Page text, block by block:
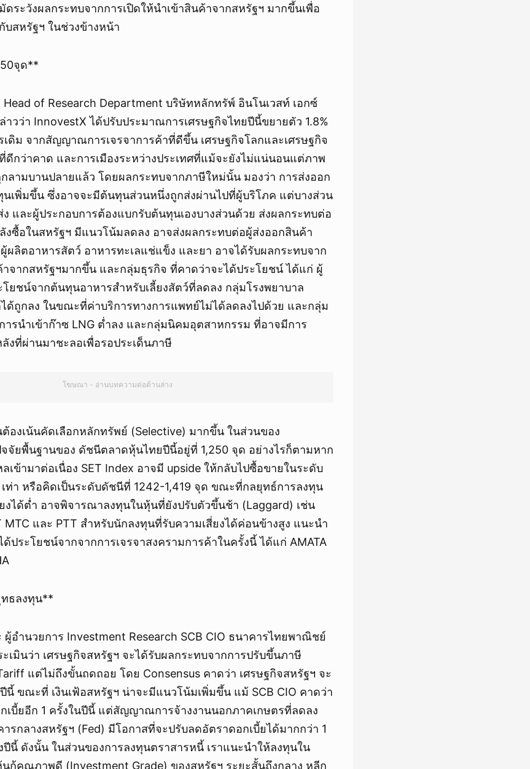
ดระวังผลกระทบจากการเปิดให้นำเข้าสินค้าจากสหรัฐฯ มากขึ้นเพื่อ
บสหรัฐฯ ในช่วงข้างหน้า
จุด**
of Research Department บริษัทหลักทรัพ์ อินโนเวสท์ เอกซ์
วว่า InnovestX ได้ปรับประมาณการเศรษฐกิจไทยปีนี้ขยายตัว 1.8%
ดิม จากสัญญาณการเจรจาการค้าที่ดีขึ้น เศรษฐกิจโลกและเศรษฐกิจ
ดีกว่าคาด และการเมืองระหว่างประเทศที่แม้จะยังไม่แน่นอนแต่ภาพ
ลามบานปลายแล้ว โดยผลกระทบจากภาษีใหม่นั้น มองว่า การส่งออก
นเพิ่มขึ้น ซึ่งอาจจะมีต้นทุนส่วนหนึ่งถูกส่งผ่านไปที่ผู้บริโภค แต่บางส่วน
และผู้ประกอบการต้องแบกรับต้นทุนเองบางส่วนด้วย ส่งผลกระทบต่อ
งซื้อในสหรัฐฯ มีแนวโน้มลดลง อาจส่งผลกระทบต่อผู้ส่งออกสินค้า
ลิตอาหารสัตว์ อาหารทะเลแช่แข็ง และยา อาจได้รับผลกระทบจาก
าจากสหรัฐฯมากขึ้น และกลุ่มธุรกิจ ที่คาดว่าจะได้ประโยชน์ ได้แก่ ผู้
โยชน์จากต้นทุนอาหารสำหรับเลี้ยงสัตว์ที่ลดลง กลุ่มโรงพยาบาล
ได้ถูกลง ในขณะที่ค่าบริการทางการแพทย์ไม่ได้ลดลงไปด้วย และกลุ่ม
รนำเข้าก๊าซ LNG ต่ำลง และกลุ่มนิคมอุตสาหกรรม ที่อาจมีการ
งที่ผ่านมาชะลอเพื่อรอประเด็นภาษี
โฆษณา - อ่านบทความต่อด้านล่าง
องเน้นคัดเลือกหลักทรัพย์ (Selective) มากขึ้น ในส่วนของ
จจัยพื้นฐานของ ดัชนีตลาดหุ้นไทยปีนี้อยู่ที่ 1,250 จุด อย่างไรก็ตามหาก
เข้ามาต่อเนื่อง SET Index อาจมี upside ให้กลับไปซื้อขายในระดับ
เท่า หรือคิดเป็นระดับดัชนีที่ 1242-1,419 จุด ขณะที่กลยุทธ์การลงทุน
งได้ต่ำ อาจพิจารณาลงทุนในหุ้นที่ยังปรับตัวขึ้นช้า (Laggard) เช่น
MTC และ PTT สำหรับนักลงทุนที่รับความเสี่ยงได้ค่อนข้างสูง แนะนำ
ประโยชน์จากจากการเจรจาสงครามการค้าในครั้งนี้ ได้แก่ AMATA
ทธลงทุน**
ผู้อำนวยการ Investment Research SCB CIO ธนาคารไทยพาณิชย์
ะเมินว่า เศรษฐกิจสหรัฐฯ จะได้รับผลกระทบจากการปรับขึ้นภาษี
แต่ไม่ถึงขั้นถดถอย โดย Consensus คาดว่า เศรษฐกิจสหรัฐฯ จะ
ปีนี้ ขณะที่ เงินเฟ้อสหรัฐฯ น่าจะมีแนวโน้มเพิ่มขึ้น แม้ SCB CIO คาดว่า
เบี้ยอีก 1 ครั้งในปีนี้ แต่สัญญาณการจ้างงานนอกภาคเกษตรที่ลดลง
รกลางสหรัฐฯ (Fed) มีโอกาสที่จะปรับลดอัตราดอกเบี้ยได้มากกว่า 1
ปีนี้ ดังนั้น ในส่วนของการลงทุนตราสารหนี้ เราแนะนำให้ลงทุนใน
กู้คุณภาพดี (Investment Grade) ของสหรัฐฯ ระยะสั้นถึงกลาง หลีก